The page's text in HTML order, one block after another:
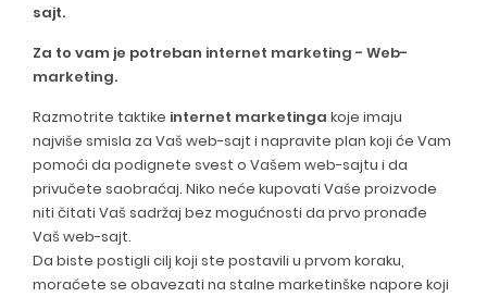
sajt.
Za to vam je potreban internet marketing - Web-
marketing.
Razmotrite taktike internet marketinga koje imaju
najviše smisla za Vaš web-sajt i napravite plan koji će Vam
pomoći da podignete svest o Vašem web-sajtu i da
privučete saobraćaj. Niko neće kupovati Vaše proizvode
niti čitati Vaš sadržaj bez mogućnosti da prvo pronađe
Vaš web-sajt.
Da biste postigli cilj koji ste postavili u prvom koraku,
moraćete se obavezati na stalne marketinške napore koji